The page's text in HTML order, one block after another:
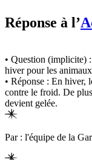
Réponse à l’
• Question (implicite)
hiver pour les
• Réponse : En hiver,
contre le froid. De
devient gelée.
Par : l'équipe de la